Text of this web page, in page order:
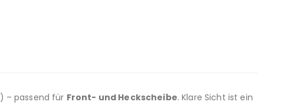
) – passend für Front- und Heckscheibe. Klare Sicht ist ein